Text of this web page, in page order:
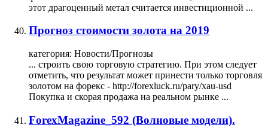
этот драгоценный метал считается инвестиционной ...
Прогноз стоимости золота на 2019
категория: Новости/Прогнозы
... строить свою торговую стратегию. При этом следует
отметить, что результат может принести только торговля
золотом на форекс - http://forexluck.ru/pary/xau-usd
Покупка и скорая продажа на реальном рынке ...
ForexMagazine_592 (Волновые модели).